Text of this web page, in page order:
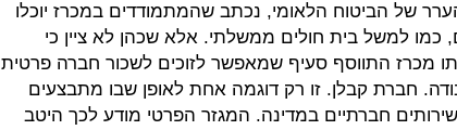
של הביטוח הלאומי, נכתב שהמתמודדים במכרז יוכלו
כמו למשל בית חולים ממשלתי. אלא שכהן לא ציין כי
מכרז התווסף סעיף שמאפשר לזוכים לשכור חברה פרטית
חברת קבלן. זו רק דוגמה אחת לאופן שבו מתבצעים
חברתיים במדינה. המגזר הפרטי מודע לכך היטב